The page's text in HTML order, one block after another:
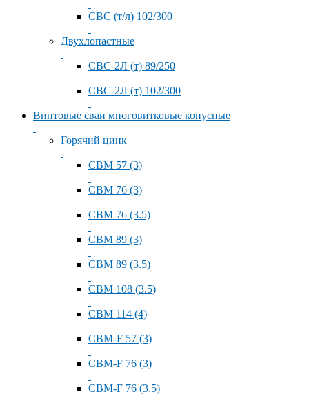
СВС (т/л) 102/300
Двухлопастные
СВС-2Л (т) 89/250
СВС-2Л (т) 102/300
Винтовые сваи многовитковые конусные
Горячий цинк
СВМ 57 (3)
СВМ 76 (3)
СВМ 76 (3.5)
СВМ 89 (3)
СВМ 89 (3.5)
СВМ 108 (3.5)
СВМ 114 (4)
СВМ-F 57 (3)
СВМ-F 76 (3)
СВМ-F 76 (3,5)